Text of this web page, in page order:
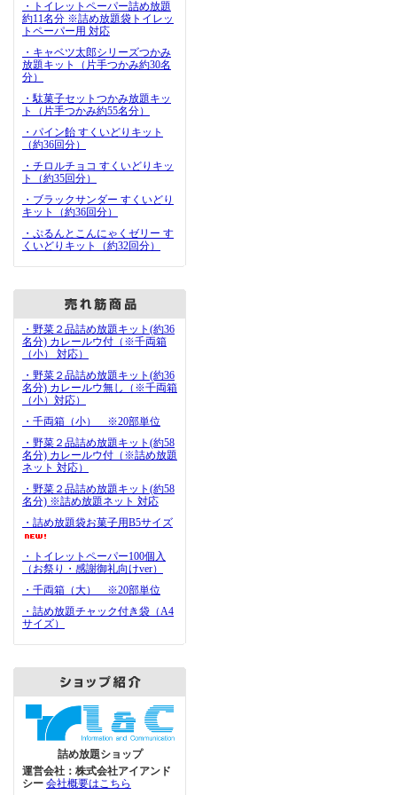
・トイレットペーパー詰め放題
約11名分 ※詰め放題袋トイレッ
トペーパー用 対応
・キャベツ太郎シリーズつかみ
放題キット（片手つかみ約30名
分）
・駄菓子セットつかみ放題キッ
ト（片手つかみ約55名分）
・パイン飴 すくいどりキット
（約36回分）
・チロルチョコ すくいどりキッ
ト（約35回分）
・ブラックサンダー すくいどり
キット（約36回分）
・ぷるんとこんにゃくゼリー す
くいどりキット（約32回分）
・野菜２品詰め放題キット(約36
名分) カレールウ付（※千両箱
（小） 対応）
・野菜２品詰め放題キット(約36
名分) カレールウ無し（※千両箱
（小）対応）
・千両箱（小） ※20部単位
・野菜２品詰め放題キット(約58
名分) カレールウ付（※詰め放題
ネット 対応）
・野菜２品詰め放題キット(約58
名分) ※詰め放題ネット 対応
・詰め放題袋お菓子用B5サイズ
・トイレットペーパー100個入
（お祭り・感謝御礼向けver）
・千両箱（大） ※20部単位
・詰め放題チャック付き袋（A4
サイズ）
詰め放題ショップ
運営会社：株式会社アイアンド
シー 会社概要はこちら